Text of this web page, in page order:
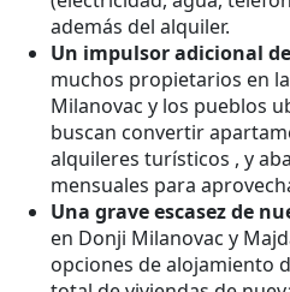
además del alquiler.
Un impulsor adicional
muchos propietarios en
Milanovac y los pueblos
buscan convertir
alquileres turísticos , y
mensuales para
Una grave escasez de
en Donji Milanovac y
opciones de alojamiento